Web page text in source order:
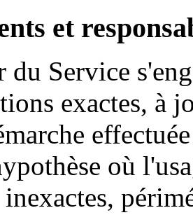
et
du Service
exactes, à
où
inexactes,